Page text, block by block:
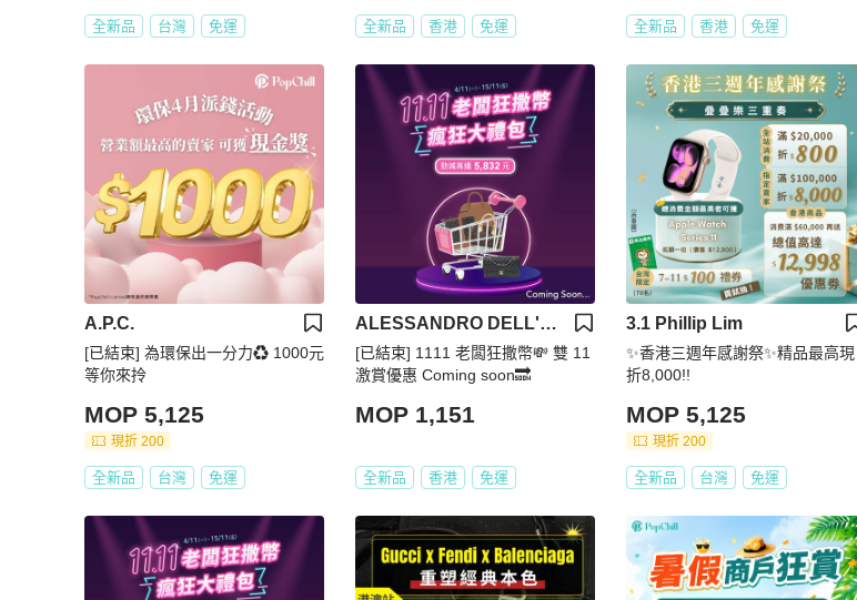
全新品 台灣 免運 全新品 香港 免運 全新品 香港 免運
A.P.C.
[已結束] 為環保出一分力♻️ 1000元
等你來拎
MOP 5,125
現折 200
全新品 台灣 免運
ALESSANDRO DELL'ACQUA
[已結束] 1111 老闆狂撒幣💸 雙 11
激賞優惠 Coming soon🔜
MOP 1,151
全新品 香港 免運
3.1 Phillip Lim
✨香港三週年感謝祭✨精品最高現
折8,000!!
MOP 5,125
現折 200
全新品 台灣 免運